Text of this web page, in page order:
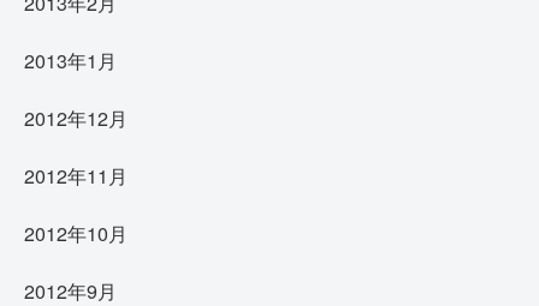
2013年1月
2012年12月
2012年11月
2012年10月
2012年9月